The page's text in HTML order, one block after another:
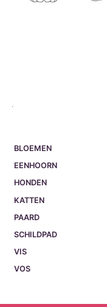
BLOEMEN
EENHOORN
HONDEN
KATTEN
PAARD
SCHILDPAD
VIS
VOS